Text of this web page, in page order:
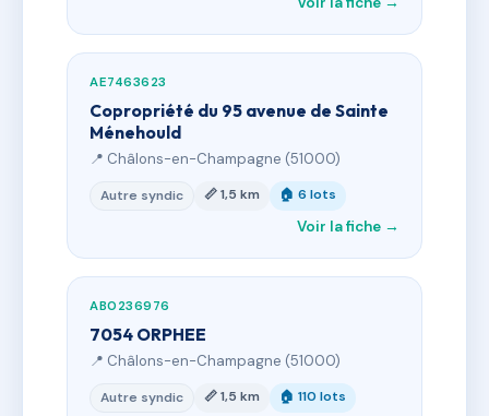
AE7463623
Copropriété du 95 avenue de Sainte
Ménehould
📍 Châlons-en-Champagne (51000)
Autre syndic 📏 1,5 km 🏠 6 lots
Voir la fiche →
AB0236976
7054 ORPHEE
📍 Châlons-en-Champagne (51000)
Autre syndic 📏 1,5 km 🏠 110 lots